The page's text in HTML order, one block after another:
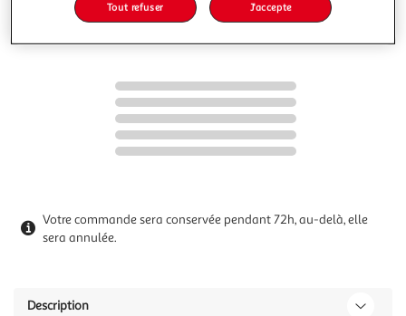
Ajouter à une liste
Votre commande sera conservée pendant 72h, au-delà, elle
sera annulée.
Description
Tout refuser J'accepte